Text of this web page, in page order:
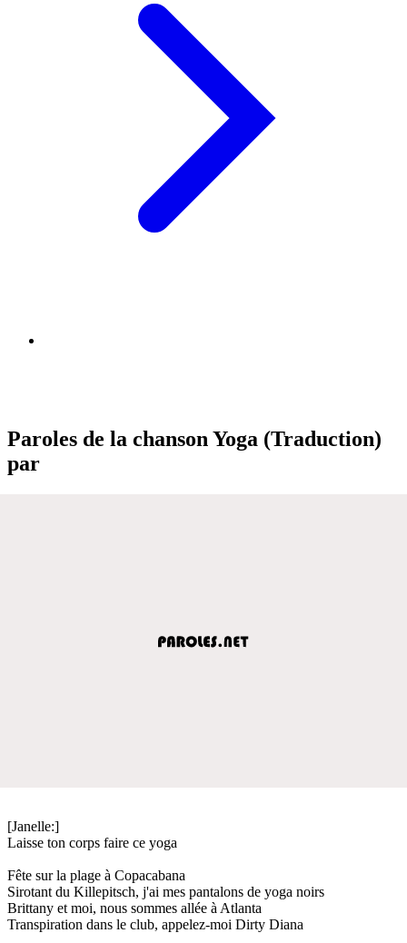
Paroles de la chanson Yoga (Traduction)
par
[Janelle:]
Laisse ton corps faire ce yoga
Fête sur la plage à Copacabana
Sirotant du Killepitsch, j'ai mes pantalons de yoga noirs
Brittany et moi, nous sommes allée à Atlanta
Transpiration dans le club, appelez-moi Dirty Diana